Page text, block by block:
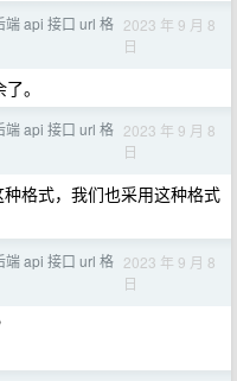
端 api 接口 url 格 2023 年 9 月 8
日
。
端 api 接口 url 格 2023 年 9 月 8
日
格式，我们也采用这种格式
端 api 接口 url 格 2023 年 9 月 8
日